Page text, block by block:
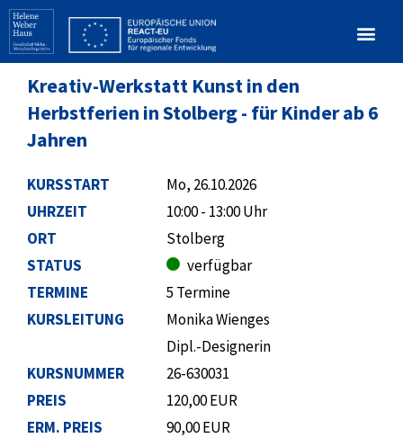
Kreativ-Werkstatt Kunst in den
Herbstferien in Stolberg - für Kinder ab 6
Jahren
KURSSTART
UHRZEIT
ORT
STATUS
TERMINE
Mo, 26.10.2026
10:00 - 13:00 Uhr
Stolberg
verfügbar
5 Termine
KURSLEITUNG
KURSNUMMER
PREIS
ERM. PREIS
Monika Wienges
Dipl.-Designerin
26-630031
120,00 EUR
90,00 EUR